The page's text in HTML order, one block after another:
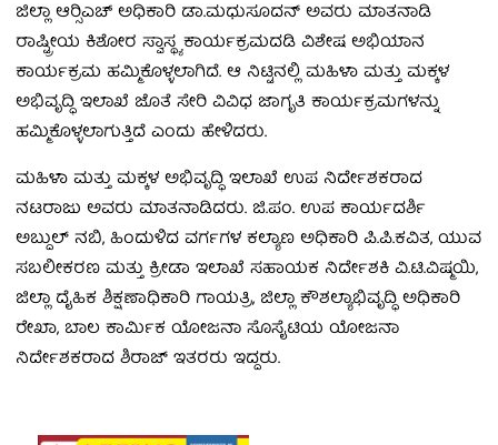
ಜಿಲ್ಲಾ ಆರ್‍ಸಿಎಚ್ ಅಧಿಕಾರಿ ಡಾ.ಮಧುಸೂದನ್ ಅವರು ಮಾತನಾಡಿ
ರಾಷ್ಟ್ರೀಯ ಕಿಶೋರ ಸ್ವಾಸ್ಥ್ಯ ಕಾರ್ಯಕ್ರಮದಡಿ ವಿಶೇಷ ಅಭಿಯಾನ
ಕಾರ್ಯಕ್ರಮ ಹಮ್ಮಿಕೊಳ್ಳಲಾಗಿದೆ. ಆ ನಿಟ್ಟಿನಲ್ಲಿ ಮಹಿಳಾ ಮತ್ತು ಮಕ್ಕಳ
ಅಭಿವೃದ್ಧಿ ಇಲಾಖೆ ಜೊತೆ ಸೇರಿ ವಿವಿಧ ಜಾಗೃತಿ ಕಾರ್ಯಕ್ರಮಗಳನ್ನು
ಹಮ್ಮಿಕೊಳ್ಳಲಾಗುತ್ತಿದೆ ಎಂದು ಹೇಳಿದರು.
ಮಹಿಳಾ ಮತ್ತು ಮಕ್ಕಳ ಅಭಿವೃದ್ಧಿ ಇಲಾಖೆ ಉಪ ನಿರ್ದೇಶಕರಾದ
ನಟರಾಜು ಅವರು ಮಾತನಾಡಿದರು. ಜಿ.ಪಂ. ಉಪ ಕಾರ್ಯದರ್ಶಿ
ಅಬ್ದುಲ್ ನಬಿ, ಹಿಂದುಳಿದ ವರ್ಗಗಳ ಕಲ್ಯಾಣ ಅಧಿಕಾರಿ ಪಿ.ಪಿ.ಕವಿತ, ಯುವ
ಸಬಲೀಕರಣ ಮತ್ತು ಕ್ರೀಡಾ ಇಲಾಖೆ ಸಹಾಯಕ ನಿರ್ದೇಶಕಿ ವಿ.ಟಿ.ವಿಷ್ಮಯಿ,
ಜಿಲ್ಲಾ ದೈಹಿಕ ಶಿಕ್ಷಣಾಧಿಕಾರಿ ಗಾಯತ್ರಿ, ಜಿಲ್ಲಾ ಕೌಶಲ್ಯಾಭಿವೃದ್ಧಿ ಅಧಿಕಾರಿ
ರೇಖಾ, ಬಾಲ ಕಾರ್ಮಿಕ ಯೋಜನಾ ಸೊಸೈಟಿಯ ಯೋಜನಾ
ನಿರ್ದೇಶಕರಾದ ಶಿರಾಜ್ ಇತರರು ಇದ್ದರು.